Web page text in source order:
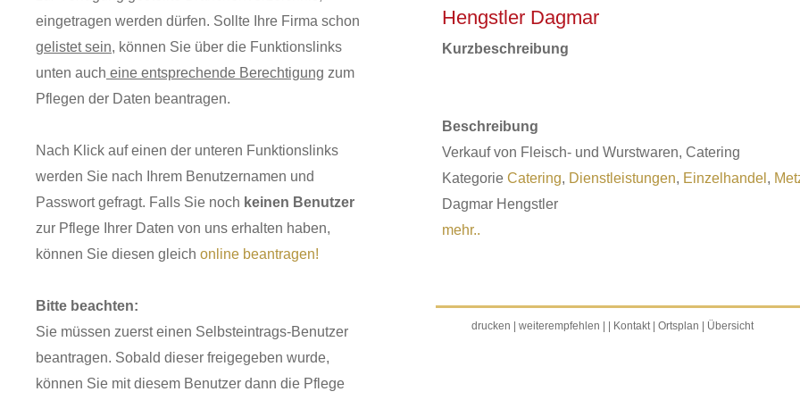
eingetragen werden dürfen. Sollte Ihre Firma schon
gelistet sein, können Sie über die Funktionslinks
unten auch eine entsprechende Berechtigung zum
Pflegen der Daten beantragen.
Nach Klick auf einen der unteren Funktionslinks
werden Sie nach Ihrem Benutzernamen und
Passwort gefragt. Falls Sie noch keinen Benutzer
zur Pflege Ihrer Daten von uns erhalten haben,
können Sie diesen gleich online beantragen!
Bitte beachten:
Sie müssen zuerst einen Selbsteintrags-Benutzer
beantragen. Sobald dieser freigegeben wurde,
können Sie mit diesem Benutzer dann die Pflege
Hengstler Dagmar
Kurzbeschreibung
Beschreibung
Verkauf von Fleisch- und Wurstwaren, Catering
Kategorie Catering, Dienstleistungen, Einzelhandel ,
Dagmar Hengstler
mehr..
drucken | weiterempfehlen | | Kontakt | Ortsplan | Übersicht